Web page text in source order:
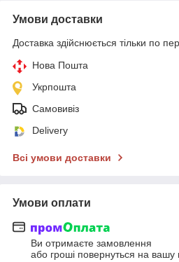
Умови доставки
Доставка здійснюється тільки по
Нова Пошта
Укрпошта
Самовивіз
Delivery
Всі умови доставки
Умови оплати
Ви отримаєте замовлення
або гроші повернуться на вашу